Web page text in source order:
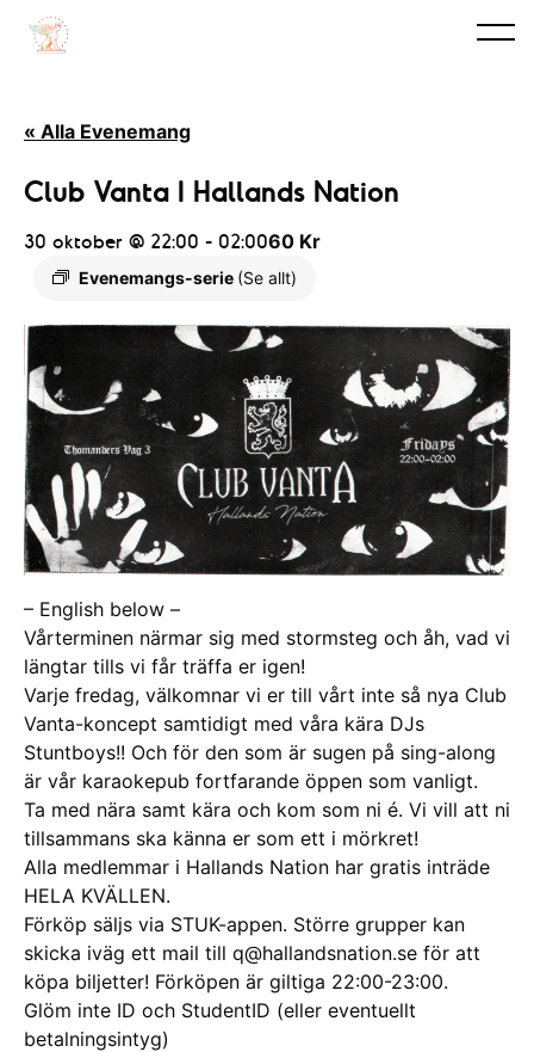
« Alla Evenemang
Club Vanta I Hallands Nation
30 oktober @ 22:00 - 02:00
Evenemangs-serie (Se allt)
60 Kr
– English below –
Vårterminen närmar sig med stormsteg och åh, vad vi
längtar tills vi får träffa er igen!
Varje fredag, välkomnar vi er till vårt inte så nya Club
Vanta-koncept samtidigt med våra kära DJs
Stuntboys!! Och för den som är sugen på sing-along
är vår karaokepub fortfarande öppen som vanligt.
Ta med nära samt kära och kom som ni é. Vi vill att ni
tillsammans ska känna er som ett i mörkret!
Alla medlemmar i Hallands Nation har gratis inträde
HELA KVÄLLEN.
Förköp säljs via STUK-appen. Större grupper kan
skicka iväg ett mail till q@hallandsnation.se för att
köpa biljetter! Förköpen är giltiga 22:00-23:00.
Glöm inte ID och StudentID (eller eventuellt
betalningsintyg)